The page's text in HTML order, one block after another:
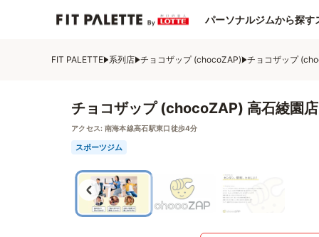
パーソナルジムから探す
FIT PALETTE 系列店 チョコザップ (chocoZAP) チョコザップ
チョコザップ (chocoZAP) 高石綾園店
アクセス: 南海本線高石駅東口徒歩4分
スポーツジム